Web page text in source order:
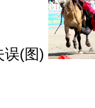
误(图)